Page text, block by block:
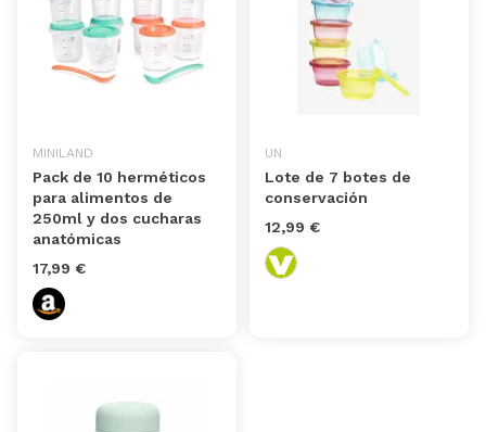
MINILAND
Pack de 10 herméticos
para alimentos de
250ml y dos cucharas
anatómicas
17,99 €
UN
Lote de 7 botes de
conservación
12,99 €